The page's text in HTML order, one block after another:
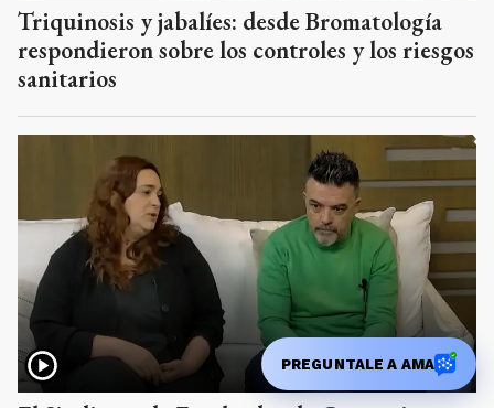
Triquinosis y jabalíes: desde Bromatología
respondieron sobre los controles y los riesgos
sanitarios
PREGUNTALE A AMA